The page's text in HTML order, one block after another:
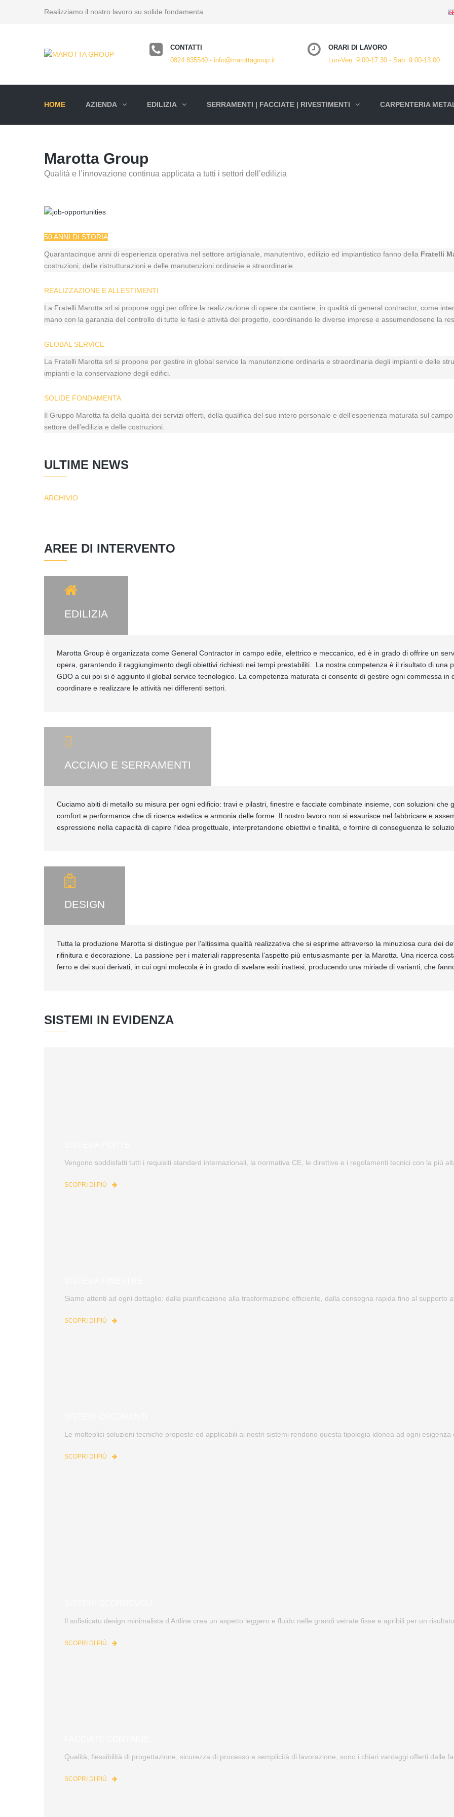
Realizziamo il nostro lavoro su solide fondamenta
CONTATTI
0824 835540 - info@marottagroup.it
ORARI DI LAVORO
Lun-Ven: 9:00-17:30 - Sab: 9:00-13:00
HOME AZIENDA EDILIZIA SERRAMENTI | FACCIATE | RIVESTIMENTI CARPENTERIA
Marotta Group
Qualità e l’innovazione continua applicata a tutti i settori dell’edilizia
50 ANNI DI STORIA
Quarantacinque anni di esperienza operativa nel settore artigianale, manutentivo, edilizio ed impiantistico fanno della Fratelli
costruzioni, delle ristrutturazioni e delle manutenzioni ordinarie e straordinarie.
REALIZZAZIONE E ALLESTIMENTI
La Fratelli Marotta srl si propone oggi per offrire la realizzazione di opere da cantiere, in qualità di general contractor, come
mano con la garanzia del controllo di tutte le fasi e attività del progetto, coordinando le diverse imprese e assumendosene la
GLOBAL SERVICE
La Fratelli Marotta srl si propone per gestire in global service la manutenzione ordinaria e straordinaria degli impianti e delle
impianti e la conservazione degli edifici.
SOLIDE FONDAMENTA
Il Gruppo Marotta fa della qualità dei servizi offerti, della qualifica del suo intero personale e dell’esperienza maturata sul
settore dell’edilizia e delle costruzioni.
ULTIME NEWS
ARCHIVIO
AREE DI INTERVENTO
EDILIZIA
Marotta Group è organizzata come General Contractor in campo edile, elettrico e meccanico, ed è in grado di offrire un
opera, garantendo il raggiungimento degli obiettivi richiesti nei tempi prestabiliti. La nostra competenza è il risultato di una
GDO a cui poi si è aggiunto il global service tecnologico. La competenza maturata ci consente di gestire ogni commessa in
coordinare e realizzare le attività nei differenti settori.
ACCIAIO E SERRAMENTI
Cuciamo abiti di metallo su misura per ogni edificio: travi e pilastri, finestre e facciate combinate insieme, con soluzioni che
comfort e performance che di ricerca estetica e armonia delle forme. Il nostro lavoro non si esaurisce nel fabbricare e
espressione nella capacità di capire l’idea progettuale, interpretandone obiettivi e finalità, e fornire di conseguenza le
DESIGN
Tutta la produzione Marotta si distingue per l’altissima qualità realizzativa che si esprime attraverso la minuziosa cura dei
rifinitura e decorazione. La passione per i materiali rappresenta l’aspetto più entusiasmante per la Marotta. Una ricerca
ferro e dei suoi derivati, in cui ogni molecola è in grado di svelare esiti inattesi, producendo una miriade di varianti, che
SISTEMI IN EVIDENZA
Vengono soddisfatti tutti i requisiti standard internazionali, la normativa CE, le direttive e i regolamenti tecnici con la più
SCOPRI DI PIÙ
Siamo attenti ad ogni dettaglio: dalla pianificazione alla trasformazione efficiente, dalla consegna rapida fino al supporto
SCOPRI DI PIÙ
Le molteplici soluzioni tecniche proposte ed applicabili ai nostri sistemi rendono questa tipologia idonea ad ogni esigenza
SCOPRI DI PIÙ
Il sofisticato design minimalista d Artline crea un aspetto leggero e fluido nelle grandi vetrate fisse e apribili per un
SCOPRI DI PIÙ
Qualità, flessibilità di progettazione, sicurezza di processo e semplicità di lavorazione, sono i chiari vantaggi offerti dalle
SCOPRI DI PIÙ